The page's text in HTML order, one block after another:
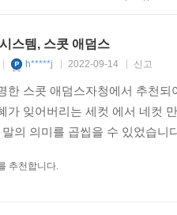
시스템, 스콧 애덤스
h*****j 2022-09-14 신고
한 스콧 애덤스자청에서 추천
가 잊어버리는 세컷 에서 네컷
의 의미를 곱씹을 수 있었습
추천합니다.